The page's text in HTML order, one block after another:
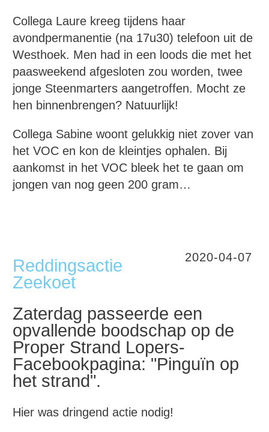
Collega Laure kreeg tijdens haar
avondpermanentie (na 17u30) telefoon uit de
Westhoek. Men had in een loods die met het
paasweekend afgesloten zou worden, twee
jonge Steenmarters aangetroffen. Mocht ze
hen binnenbrengen? Natuurlijk!
Collega Sabine woont gelukkig niet zover van
het VOC en kon de kleintjes ophalen. Bij
aankomst in het VOC bleek het te gaan om
jongen van nog geen 200 gram…
2020-04-07
Reddingsactie
Zeekoet
Zaterdag passeerde een
opvallende boodschap op de
Proper Strand Lopers-
Facebookpagina: "Pinguïn op
het strand".
Hier was dringend actie nodig!